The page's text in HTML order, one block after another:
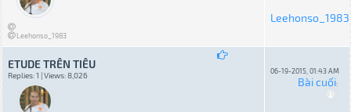
Leehonso_1983
Leehonso_1983
ETUDE TRÊN TIÊU
Replies: 1 | Views: 8,026 06-19-2015, 01:43 AM
Bài cuối: